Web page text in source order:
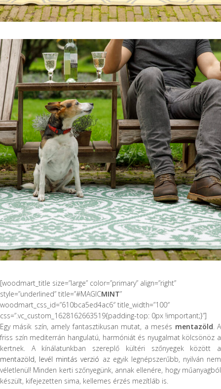
[woodmart_title size=”large” color=”primary” align=”right”
style=”underlined” title=”#MAGICMINT”
woodmart_css_id=”610bca5ed4ac6″ title_width=”100″
css=”.vc_custom_1628162663519{padding-top: 0px !important;}”]
Egy másik szín, amely fantasztikusan mutat, a mesés mentazöld . A
friss szín mediterrán hangulatú, harmóniát és nyugalmat kölcsönöz a
kertnek. A kínálatunkban szereplő kültéri szőnyegek között a
mentazöld, levél mintás verzió az egyik legnépszerűbb, nyilván nem
véletlenül! Minden kerti szőnyegünk, annak ellenére, hogy műanyagból
készült, kifejezetten sima, kellemes érzés mezítláb is.